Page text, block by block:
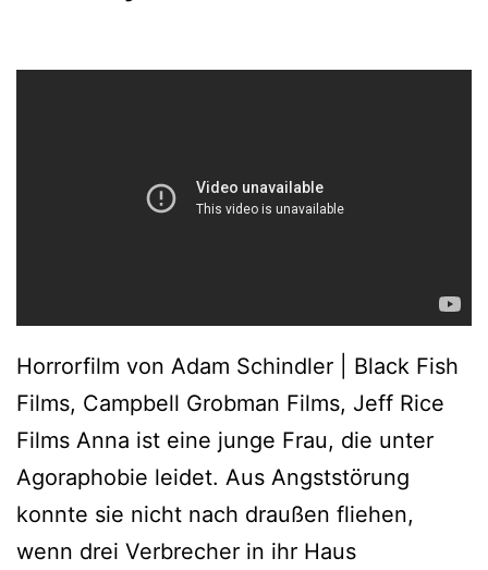
Horrorfilm von Adam Schindler | Black Fish
Films, Campbell Grobman Films, Jeff Rice
Films Anna ist eine junge Frau, die unter
Agoraphobie leidet. Aus Angststörung
konnte sie nicht nach draußen fliehen,
wenn drei Verbrecher in ihr Haus